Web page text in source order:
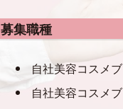
募集職種
自社美容コスメ
自社美容コスメ